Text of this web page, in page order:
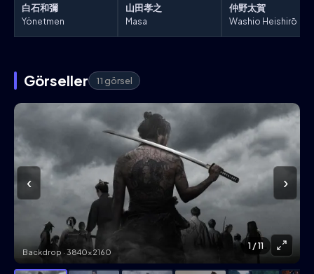
白石和彌
Yönetmen
山田孝之
Masa
仲野太賀
Washio Heishirō
Görseller 11 görsel
‹
Backdrop · 3840×2160
›
1 / 11